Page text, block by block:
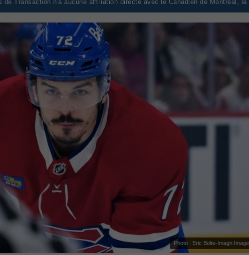
de Transaction n'a aucune affiliation directe avec le Canadien de Montréal, la
Photo : Eric Bolte-Imagn